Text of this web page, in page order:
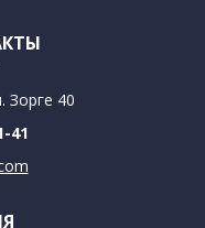
Зорге 40
41